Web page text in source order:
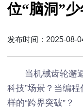
位“脑洞”
发布时间：2025-08-
当机械齿轮邂
科技”场景？当编
样的“跨界突破”？